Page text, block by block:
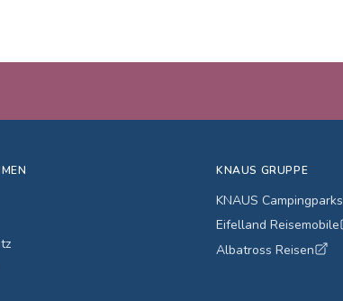
KNAUS GRUPPE
KNAUS Campingparks
Eifelland Reisemobile
Albatross Reisen